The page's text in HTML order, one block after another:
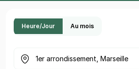
Heure/Jour Au mois
Où cherchez-vous un parking ?